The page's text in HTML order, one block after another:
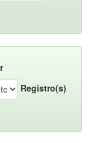
Registro(s)